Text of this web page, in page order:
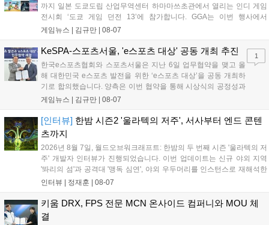
까지 일본 도쿄도립 산업무역센터 하마마쓰초관에서 열리는 인디 게임
전시회 ‘도쿄 게임 던전 13’에 참가합니다. GGA는 이번 행사에서
‘JALECO ARCADE COLLECTION’ 시리즈의 미공개 작품 12종을 최초
입니다. 시연 참여 관람객에게는 선착순으로 특별 굿즈를 증정하며, 인
게임뉴스 | 김규만 | 08-07
KeSPA-스포츠서울, 'e스포츠 대상' 공동 개최 추진
한국e스포츠협회와 스포츠서울은 지난 6일 업무협약을 맺고 올
해 대한민국 e스포츠 발전을 위한 ‘e스포츠 대상’을 공동 개최하
기로 합의했습니다. 양측은 이번 협약을 통해 시상식의 공정성과
전문성을 강화하고 MZ세대를 겨냥한 미디어 영향력을 확대해 e
김영만 회장은 10년 만에 재추진되는 이번 시상식이 e스포츠의
성과와 가치를 널리 알리는 권위 있는 행사가 되도록 노력하겠다
고 밝혔습니다....
게임뉴스 | 김규만 | 08-07
1
[인터뷰] 한밤 시즌2 '울라텍의 저주', 서사부터 엔드 콘텐
츠까지
2026년 8월 7일, 월드오브워크래프트: 한밤의 두 번째 시즌 '울라텍의 저
주' 개발자 인터뷰가 진행되었습니다. 이번 업데이트는 신규 야외 지역
'똬리의 섬'과 공격대 '맹독 심연', 야외 우두머리를 인스턴스로 재해석한
'소굴'을 포함합니다. 개발진은 하우징 시스템 개선 및 신화+ 던전 로테이
를 표했습니다....
인터뷰 | 정재훈 | 08-07
키움 DRX, FPS 전문 MCN 온사이드 컴퍼니와 MOU 체
결